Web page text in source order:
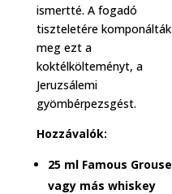
ismertté. A fogadó
tiszteletére komponálták
meg ezt a
koktélkölteményt, a
Jeruzsálemi
gyömbérpezsgést.
Hozzávalók:
25 ml Famous Grouse
vagy más whiskey